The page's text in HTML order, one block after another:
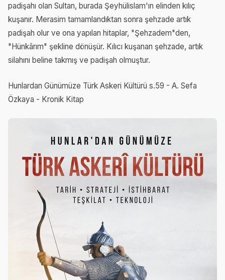
padişahı olan Sultan, burada Şeyhülislam'ın elinden kılıç
kuşanır. Merasim tamamlandıktan sonra şehzade artık
padişah olur ve ona yapılan hitaplar, "Şehzadem"den,
"Hünkârım" şekline dönüşür. Kılıcı kuşanan şehzade, artık
silahını beline takmış ve padişah olmuştur.
Hunlardan Günümüze Türk Askeri Kültürü s.59 - A. Sefa
Özkaya - Kronik Kitap